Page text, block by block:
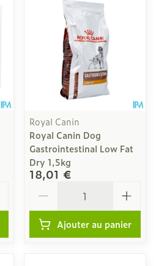
Royal Canin
Royal Canin Dog
Gastrointestinal Low Fat
Dry 1,5kg
18,01 €
Ajouter au panier